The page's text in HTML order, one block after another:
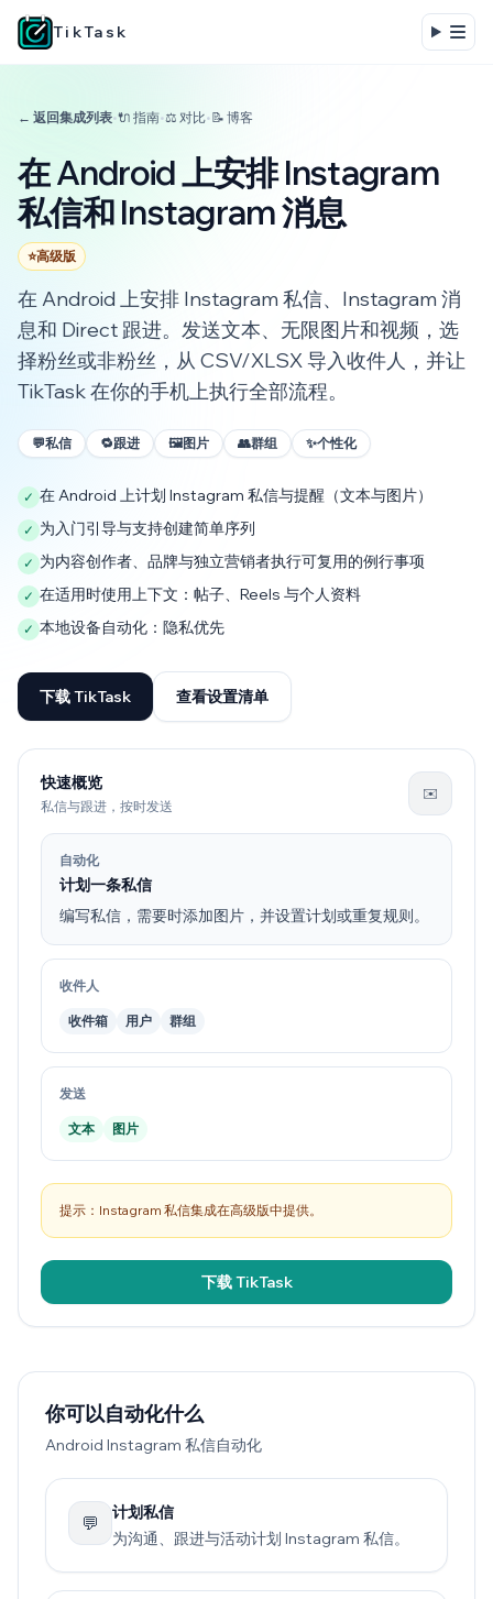
TikTask
← 返回集成列表•🔌 指南•⚖️ 对比•📝 博客
在 Android 上安排 Instagram
私信和 Instagram 消息
⭐高级版
在 Android 上安排 Instagram 私信、Instagram 消
息和 Direct 跟进。发送文本、无限图片和视频，选
择粉丝或非粉丝，从 CSV/XLSX 导入收件人，并让
TikTask 在你的手机上执行全部流程。
💬私信 🔁跟进 🖼️图片 👥群组 ✨个性化
✓ 在 Android 上计划 Instagram 私信与提醒（文本与图片）
✓ 为入门引导与支持创建简单序列
✓ 为内容创作者、品牌与独立营销者执行可复用的例行事项
✓ 在适用时使用上下文：帖子、Reels 与个人资料
✓ 本地设备自动化：隐私优先
下载 TikTask 查看设置清单
快速概览
私信与跟进，按时发送
✉️
自动化
计划一条私信
编写私信，需要时添加图片，并设置计划或重复规则。
收件人
收件箱 用户 群组
发送
文本 图片
提示：Instagram 私信集成在高级版中提供。
下载 TikTask
你可以自动化什么
Android Instagram 私信自动化
💬
计划私信
为沟通、跟进与活动计划 Instagram 私信。